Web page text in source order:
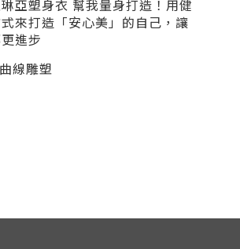
亞塑身衣 幫我量身打造！用健
來打造「安心美」的自己，讓
進步
線雕塑